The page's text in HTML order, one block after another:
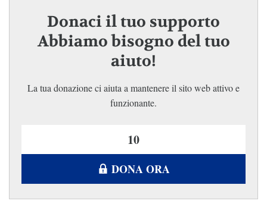
Donaci il tuo supporto
Abbiamo bisogno del tuo
aiuto!
La tua donazione ci aiuta a mantenere il sito web attivo e
funzionante.
DONA ORA